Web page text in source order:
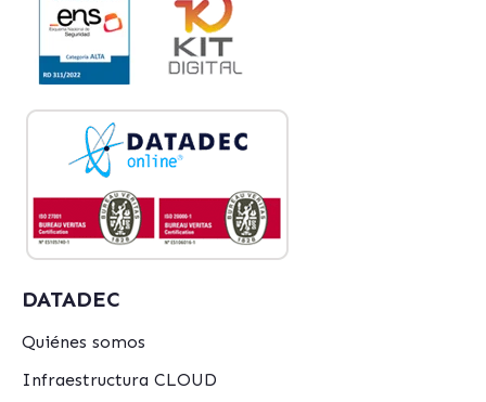
DATADEC
Quiénes somos
Infraestructura CLOUD